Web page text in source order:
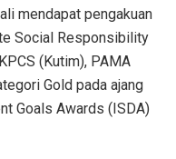
mendapat pengakuan
Social Responsibility
(Kutim), PAMA
Gold pada ajang
Goals Awards (ISDA)